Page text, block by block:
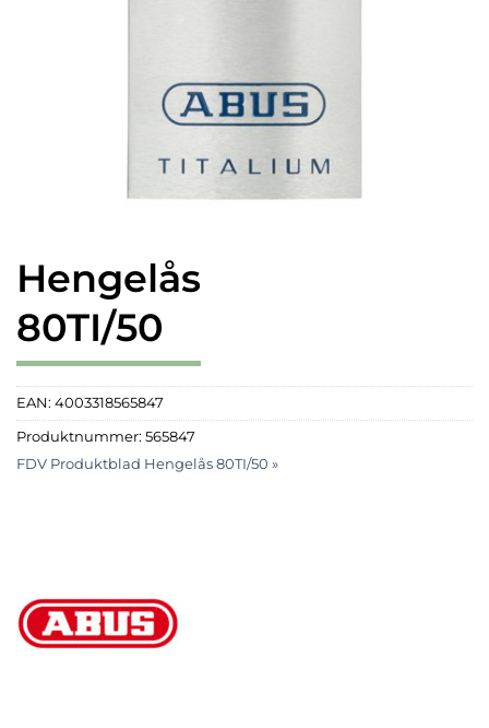
Hengelås
80TI/50
EAN: 4003318565847
Produktnummer: 565847
FDV Produktblad Hengelås 80TI/50 »